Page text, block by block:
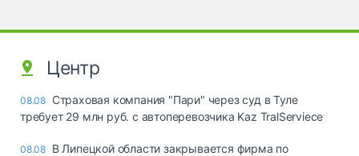
Центр
08.08 Страховая компания "Пари" через суд в Туле
требует 29 млн руб. с автоперевозчика Kaz TralServiece
08.08 В Липецкой области закрывается фирма по